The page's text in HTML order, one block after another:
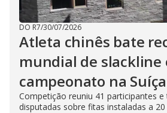
DO R7/30/07/2026
Atleta chinês bate
mundial de slackline
campeonato na Suíça
Competição reuniu 41 participantes e
disputadas sobre fitas instaladas a